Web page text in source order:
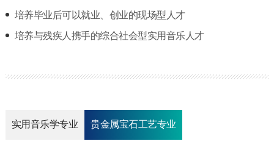
培养毕业后可以就业、创业的现场型人才
培养与残疾人携手的综合社会型实用音乐人才
实用音乐学专业 贵金属宝石工艺专业